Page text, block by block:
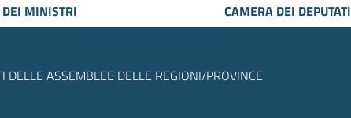
DEI MINISTRI
CAMERA DEI DEPUTATI
DELLE ASSEMBLEE DELLE REGIONI/PROVINCE